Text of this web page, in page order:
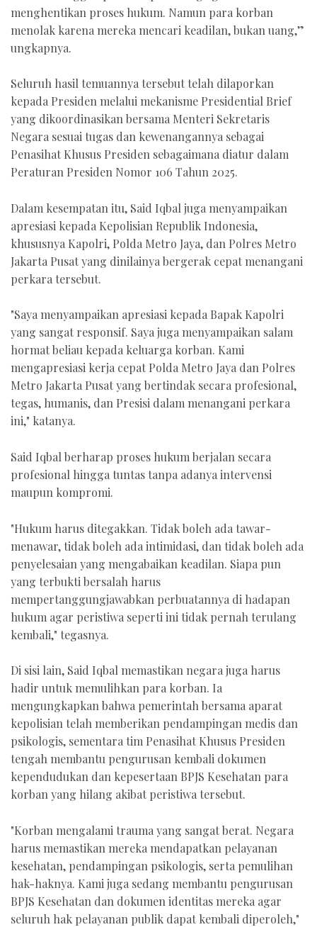
menghentikan proses hukum. Namun para korban
menolak karena mereka mencari keadilan, bukan uang,”
ungkapnya.
Seluruh hasil temuannya tersebut telah dilaporkan
kepada Presiden melalui mekanisme Presidential Brief
yang dikoordinasikan bersama Menteri Sekretaris
Negara sesuai tugas dan kewenangannya sebagai
Penasihat Khusus Presiden sebagaimana diatur dalam
Peraturan Presiden Nomor 106 Tahun 2025.
Dalam kesempatan itu, Said Iqbal juga menyampaikan
apresiasi kepada Kepolisian Republik Indonesia,
khususnya Kapolri, Polda Metro Jaya, dan Polres Metro
Jakarta Pusat yang dinilainya bergerak cepat menangani
perkara tersebut.
"Saya menyampaikan apresiasi kepada Bapak Kapolri
yang sangat responsif. Saya juga menyampaikan salam
hormat beliau kepada keluarga korban. Kami
mengapresiasi kerja cepat Polda Metro Jaya dan Polres
Metro Jakarta Pusat yang bertindak secara profesional,
tegas, humanis, dan Presisi dalam menangani perkara
ini," katanya.
Said Iqbal berharap proses hukum berjalan secara
profesional hingga tuntas tanpa adanya intervensi
maupun kompromi.
"Hukum harus ditegakkan. Tidak boleh ada tawar-
menawar, tidak boleh ada intimidasi, dan tidak boleh ada
penyelesaian yang mengabaikan keadilan. Siapa pun
yang terbukti bersalah harus
mempertanggungjawabkan perbuatannya di hadapan
hukum agar peristiwa seperti ini tidak pernah terulang
kembali," tegasnya.
Di sisi lain, Said Iqbal memastikan negara juga harus
hadir untuk memulihkan para korban. Ia
mengungkapkan bahwa pemerintah bersama aparat
kepolisian telah memberikan pendampingan medis dan
psikologis, sementara tim Penasihat Khusus Presiden
tengah membantu pengurusan kembali dokumen
kependudukan dan kepesertaan BPJS Kesehatan para
korban yang hilang akibat peristiwa tersebut.
"Korban mengalami trauma yang sangat berat. Negara
harus memastikan mereka mendapatkan pelayanan
kesehatan, pendampingan psikologis, serta pemulihan
hak-haknya. Kami juga sedang membantu pengurusan
BPJS Kesehatan dan dokumen identitas mereka agar
seluruh hak pelayanan publik dapat kembali diperoleh,"